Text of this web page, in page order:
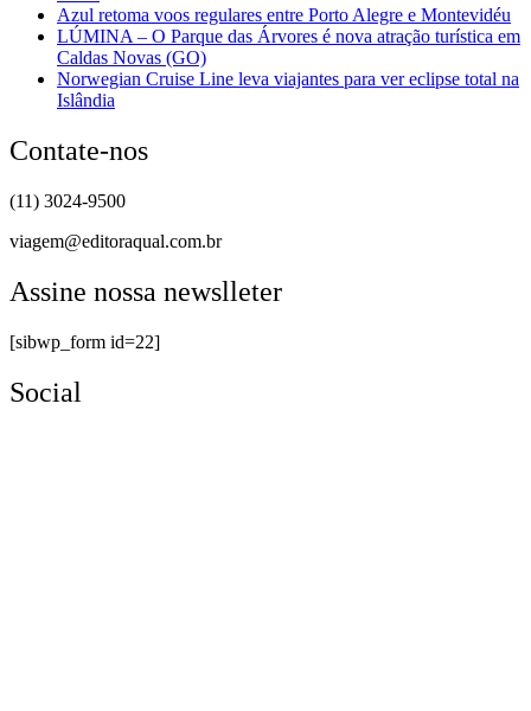
Azul retoma voos regulares entre Porto Alegre e Montevidéu
LÚMINA – O Parque das Árvores é nova atração turística em
Caldas Novas (GO)
Norwegian Cruise Line leva viajantes para ver eclipse total na
Islândia
Contate-nos
(11) 3024-9500
viagem@editoraqual.com.br
Assine nossa newslleter
[sibwp_form id=22]
Social